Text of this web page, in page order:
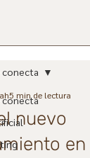
conecta
nuevo
5 min de lectura